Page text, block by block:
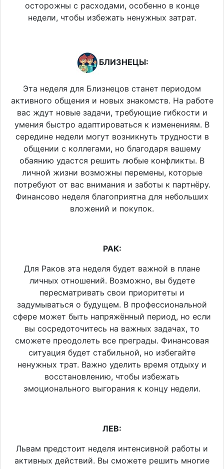
осторожны с расходами, особенно в конце
недели, чтобы избежать ненужных затрат.
БЛИЗНЕЦЫ:
Эта неделя для Близнецов станет периодом
активного общения и новых знакомств. На работе
вас ждут новые задачи, требующие гибкости и
умения быстро адаптироваться к изменениям. В
середине недели могут возникнуть трудности в
общении с коллегами, но благодаря вашему
обаянию удастся решить любые конфликты. В
личной жизни возможны перемены, которые
потребуют от вас внимания и заботы к партнёру.
Финансово неделя благоприятна для небольших
вложений и покупок.
РАК:
Для Раков эта неделя будет важной в плане
личных отношений. Возможно, вы будете
пересматривать свои приоритеты и
задумываться о будущем. В профессиональной
сфере может быть напряжённый период, но если
вы сосредоточитесь на важных задачах, то
сможете преодолеть все преграды. Финансовая
ситуация будет стабильной, но избегайте
ненужных трат. Важно уделить время отдыху и
восстановлению, чтобы избежать
эмоционального выгорания к концу недели.
ЛЕВ:
Львам предстоит неделя интенсивной работы и
активных действий. Вы сможете решить многие